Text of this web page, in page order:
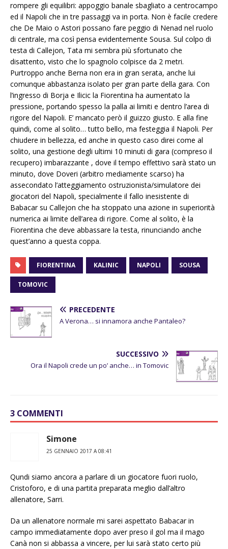
rompere gli equilibri: appoggio banale sbagliato a centrocampo
ed il Napoli che in tre passaggi va in porta. Non è facile credere
che De Maio o Astori possano fare peggio di Nenad nel ruolo
di centrale, ma così pensa evidentemente Sousa. Sul colpo di
testa di Callejon, Tata mi sembra più sfortunato che
disattento, visto che lo spagnolo colpisce da 2 metri.
Purtroppo anche Berna non era in gran serata, anche lui
comunque abbastanza isolato per gran parte della gara. Con
l’ingresso di Borja e Ilicic la Fiorentina ha aumentato la
pressione, portando spesso la palla ai limiti e dentro l’area di
rigore del Napoli. E’ mancato però il guizzo giusto. E alla fine
quindi, come al solito… tutto bello, ma festeggia il Napoli. Per
chiudere in bellezza, ed anche in questo caso direi come al
solito, una gestione degli ultimi 10 minuti di gara (compreso il
recupero) imbarazzante , dove il tempo effettivo sarà stato un
minuto, dove Doveri (arbitro mediamente scarso) ha
assecondato l’atteggiamento ostruzionista/simulatore dei
giocatori del Napoli, specialmente il fallo inesistente di
Babacar su Callejon che ha stoppato una azione in superiorità
numerica ai limite dell’area di rigore. Come al solito, è la
Fiorentina che deve abbassare la testa, rinunciando anche
quest’anno a questa coppa.
FIORENTINA KALINIC NAPOLI SOUSA
TOMOVIC
PRECEDENTE
A Verona… si innamora anche Pantaleo?
SUCCESSIVO
Ora il Napoli crede un po’ anche… in Tomovic
3 COMMENTI
Simone
25 GENNAIO 2017 A 08:41
Qundi siamo ancora a parlare di un giocatore fuori ruolo,
Cristoforo, e di una partita preparata meglio dall’altro
allenatore, Sarri.
Da un allenatore normale mi sarei aspettato Babacar in
campo immediatamente dopo aver preso il gol ma il mago
Canà non si abbassa a vincere, per lui sarà stato certo più